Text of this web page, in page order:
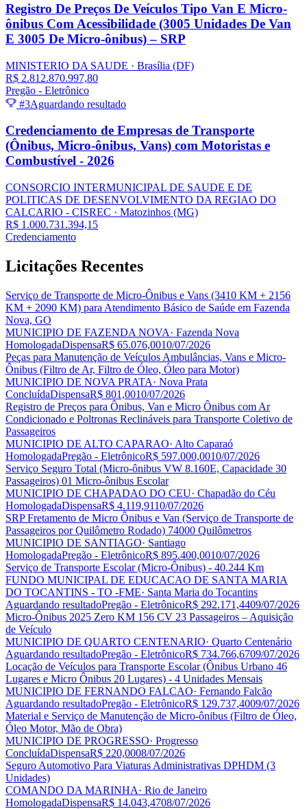
Registro De Preços De Veículos Tipo Van E Micro-
ônibus Com Acessibilidade (3005 Unidades De Van
E 3005 De Micro-ônibus) – SRP
MINISTERIO DA SAUDE · Brasília (DF)
R$ 2.812.870.997,80
Pregão - Eletrônico
#3Aguardando resultado
Credenciamento de Empresas de Transporte
(Ônibus, Micro-ônibus, Vans) com Motoristas e
Combustível - 2026
CONSORCIO INTERMUNICIPAL DE SAUDE E DE
POLITICAS DE DESENVOLVIMENTO DA REGIAO DO
CALCARIO - CISREC · Matozinhos (MG)
R$ 1.000.731.394,15
Credenciamento
Licitações Recentes
Serviço de Transporte de Micro-Ônibus e Vans (3410 KM + 2156
KM + 2090 KM) para Atendimento Básico de Saúde em Fazenda
Nova, GO
MUNICIPIO DE FAZENDA NOVA· Fazenda Nova
HomologadaDispensaR$ 65.076,0010/07/2026
Peças para Manutenção de Veículos Ambulâncias, Vans e Micro-
Ônibus (Filtro de Ar, Filtro de Óleo, Óleo para Motor)
MUNICIPIO DE NOVA PRATA· Nova Prata
ConcluídaDispensaR$ 801,0010/07/2026
Registro de Preços para Ônibus, Van e Micro Ônibus com Ar
Condicionado e Poltronas Reclináveis para Transporte Coletivo de
Passageiros
MUNICIPIO DE ALTO CAPARAO· Alto Caparaó
HomologadaPregão - EletrônicoR$ 597.000,0010/07/2026
Serviço Seguro Total (Micro-ônibus VW 8.160E, Capacidade 30
Passageiros) 01 Micro-ônibus Escolar
MUNICIPIO DE CHAPADAO DO CEU· Chapadão do Céu
HomologadaDispensaR$ 4.119,9110/07/2026
SRP Fretamento de Micro Ônibus e Van (Serviço de Transporte de
Passageiros por Quilômetro Rodado) 74000 Quilômetros
MUNICIPIO DE SANTIAGO· Santiago
HomologadaPregão - EletrônicoR$ 895.400,0010/07/2026
Serviço de Transporte Escolar (Micro-Ônibus) - 40.244 Km
FUNDO MUNICIPAL DE EDUCACAO DE SANTA MARIA
DO TOCANTINS - TO -FME· Santa Maria do Tocantins
Aguardando resultadoPregão - EletrônicoR$ 292.171,4409/07/2026
Micro-Ônibus 2025 Zero KM 156 CV 23 Passageiros – Aquisição
de Veículo
MUNICIPIO DE QUARTO CENTENARIO· Quarto Centenário
Aguardando resultadoPregão - EletrônicoR$ 734.766,6709/07/2026
Locação de Veículos para Transporte Escolar (Ônibus Urbano 46
Lugares e Micro Ônibus 20 Lugares) - 4 Unidades Mensais
MUNICIPIO DE FERNANDO FALCAO· Fernando Falcão
Aguardando resultadoPregão - EletrônicoR$ 129.737,4009/07/2026
Material e Serviço de Manutenção de Micro-ônibus (Filtro de Óleo,
Óleo Motor, Mão de Obra)
MUNICIPIO DE PROGRESSO· Progresso
ConcluídaDispensaR$ 220,0008/07/2026
Seguro Automotivo Para Viaturas Administrativas DPHDM (3
Unidades)
COMANDO DA MARINHA· Rio de Janeiro
HomologadaDispensaR$ 14.043,4708/07/2026